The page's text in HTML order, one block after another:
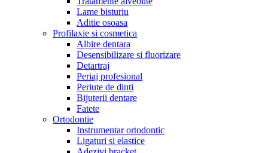
Lame bisturiu
Aditie osoasa
Profilaxie si cosmetica
Albire dentara
Desensibilizare si fluorizare
Detartraj
Periaj profesional
Periute de dinti
Bijuterii dentare
Fatete
Ortodontie
Instrumentar ortodontic
Ligaturi si elastice